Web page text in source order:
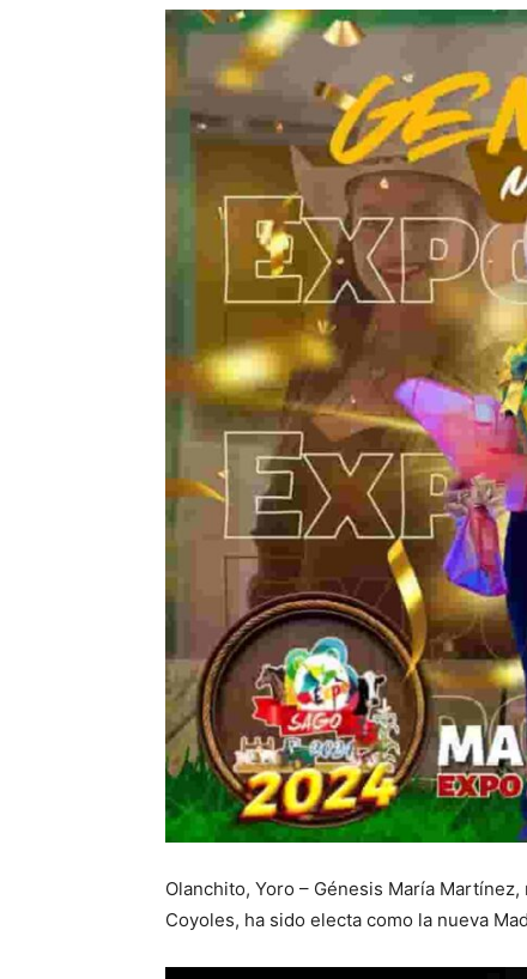
Olanchito, Yoro – Génesis María
Coyoles, ha sido electa como la nueva